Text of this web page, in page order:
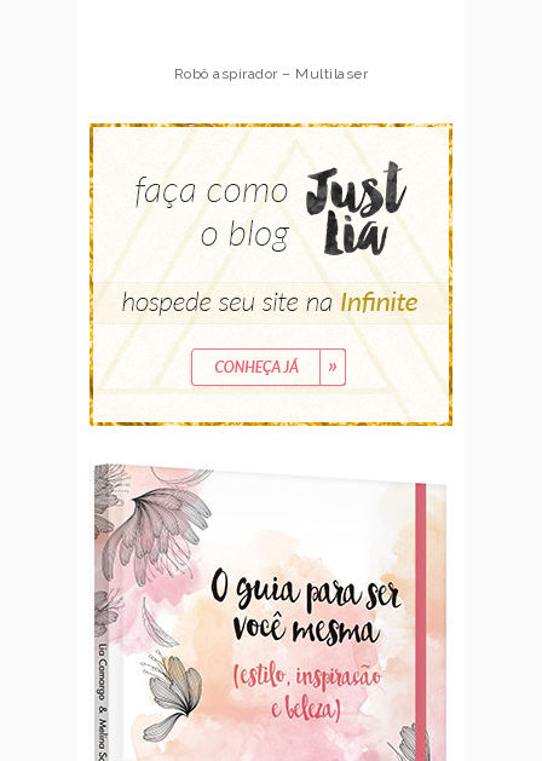
Robô aspirador – Multilaser